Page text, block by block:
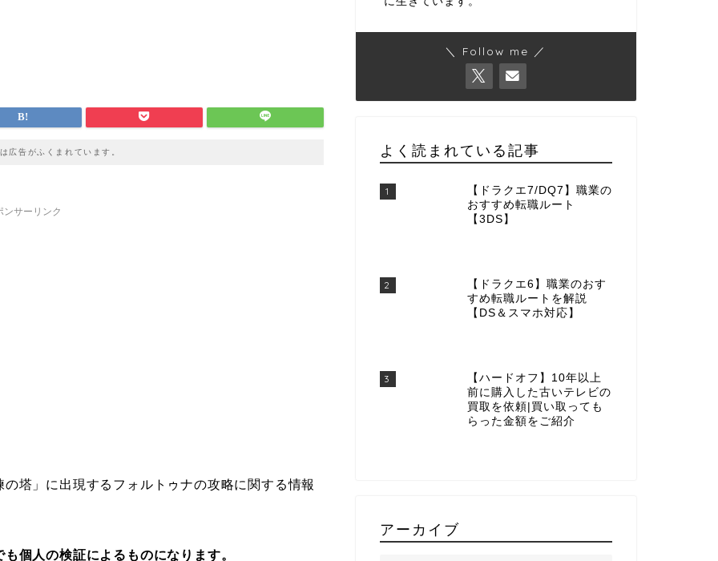
広告がふくまれています。
ンサーリンク
塔」に出現するフォルトゥナの攻略に関する情報
個人の検証によるものになります。
＼ Follow me ／
よく読まれている記事
1
【ドラクエ7/DQ7】職業の
おすすめ転職ルート
【3DS】
2
【ドラクエ6】職業のおす
すめ転職ルートを解説
【DS＆スマホ対応】
3
【ハードオフ】10年以上
前に購入した古いテレビの
買取を依頼|買い取っても
らった金額をご紹介
アーカイブ